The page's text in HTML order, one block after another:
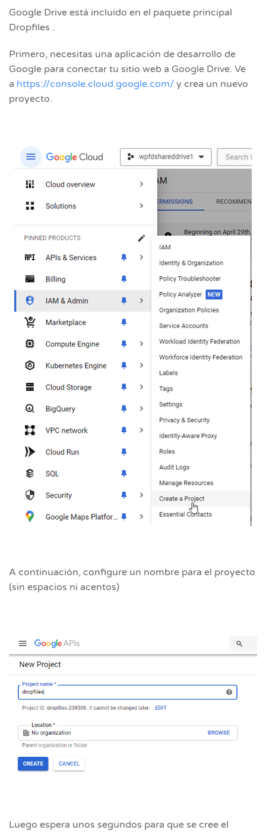
Google Drive está incluido en el paquete principal
Dropfiles .
Primero, necesitas una aplicación de desarrollo de
Google para conectar tu sitio web a Google Drive. Ve
a https://console.cloud.google.com/ y crea un nuevo
proyecto.
A continuación, configure un nombre para el proyecto
(sin espacios ni acentos)
Luego espera unos segundos para que se cree el